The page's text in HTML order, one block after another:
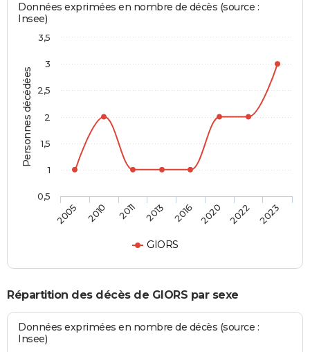
Personnes décédées
Données exprimées en nombre de décès (source :
Insee)
GIORS
2005 2010 2011 2013 2016 2020 2022 2023
0,5
1
1,5
2
2,5
3
3,5
Répartition des décès de GIORS par sexe
Données exprimées en nombre de décès (source :
Insee)